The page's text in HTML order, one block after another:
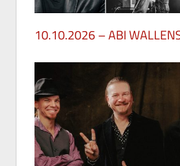
10.10.2026 – ABI